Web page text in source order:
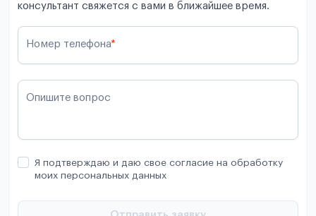
консультант свяжется с вами в ближайшее время.
Номер телефона*
Опишите вопрос
Я подтверждаю и даю свое согласие на обработку
моих персональных данных